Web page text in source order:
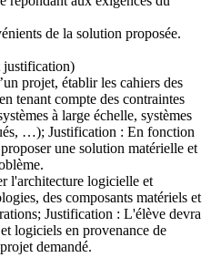
de la solution proposée.
justification)
projet, établir les cahiers des
tenant compte des contraintes
à large échelle, systèmes
…); Justification : En fonction
une solution matérielle et
l'architecture logicielle et
des composants matériels et
Justification : L'élève devra
logiciels en provenance de
demandé.